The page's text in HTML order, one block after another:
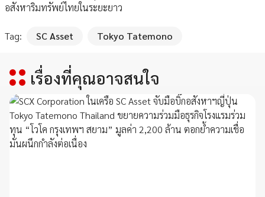
อสังหาริมทรัพย์ไทยในระยะยาว
Tag: SC Asset Tokyo Tatemono
เรื่องที่คุณอาจสนใจ